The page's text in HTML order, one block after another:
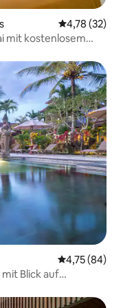
4,78 (32)
mit kostenlosem
4,75 (84)
Blick auf